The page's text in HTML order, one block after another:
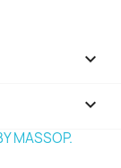


MASSOP.